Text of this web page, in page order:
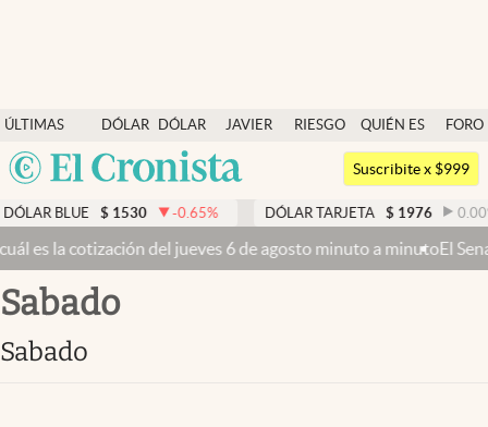
ÚLTIMAS
NOTICIAS
DÓLAR
DÓLAR
BLUE
JAVIER
RIESGO
QUIÉN ES
QUIÉN
FORO
Argentina
México
Dólar
Members
Economía y Política
Finanzas y Mercados
Mercados Online
Suscribite x $999
$ 1530 -0.65% DÓLAR TARJETA $ 1976 0.00%
jueves 6 de agosto minuto a minutoEl Senado busca aprobar
sabado
sabado